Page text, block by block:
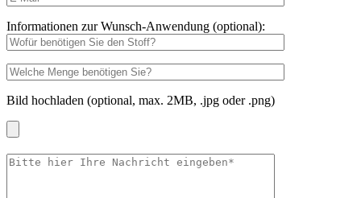
Informationen zur Wunsch-Anwendung (optional):
Bild hochladen (optional, max. 2MB, .jpg oder .png)